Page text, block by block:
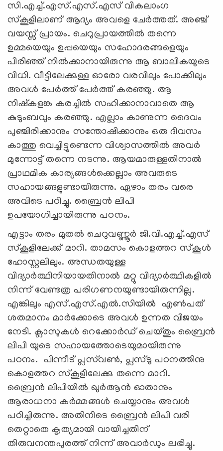
സി.എച്ച്.എസ്.എസ്.എസ് വികലാംഗ
സ്‌കൂളിലാണ് ആദ്യം അവളെ ചേര്‍ത്തത്. അഞ്ച്
വയസ്സ് പ്രായം. ചെറുപ്രായത്തില്‍ തന്നെ
ഉമ്മയെയും ഉപ്പയെയും സഹോദരങ്ങളെയും
പിരിഞ്ഞ് നില്‍ക്കാനായിരുന്നു ആ ബാലികയുടെ
വിധി. വീട്ടിലേക്കുള്ള ഓരോ വരവിലും പോക്കിലും
അവള്‍ പേര്‍ത്ത് പേര്‍ത്ത് കരഞ്ഞു. ആ
നിഷ്‌കളങ്ക കരച്ചില്‍ സഹിക്കാനാവാതെ ആ
കുടുംബവും കരഞ്ഞു. എല്ലാം കാണുന്ന ദൈവം
പുഞ്ചിരിക്കാനും സന്തോഷിക്കാനും ഒരു ദിവസം
കാത്തു വെച്ചിട്ടുണ്ടെന്ന വിശ്വാസത്തില്‍ അവര്‍
മുന്നോട്ട് തന്നെ നടന്നു. ആയമാരുള്ളതിനാല്‍
പ്രാഥമിക കാര്യങ്ങള്‍ക്കെല്ലാം അവരുടെ
സഹായങ്ങളുണ്ടായിരുന്നു. ഏഴാം തരം വരെ
അവിടെ പഠിച്ചു. ബ്രൈന്‍ ലിപി
ഉപയോഗിച്ചായിരുന്നു പഠനം.
എട്ടാം തരം മുതല്‍ ചെറുവണ്ണൂര്‍ ജി.വി.എച്ച്.എസ്
സ്‌കൂളിലേക്ക് മാറി. താമസം കൊളത്തറ സ്‌കൂള്‍
ഹോസ്റ്റലിലും. അന്ധതയുള്ള
വിദ്യാര്‍ത്ഥിനിയായതിനാല്‍ മറ്റു വിദ്യാര്‍ത്ഥികളില്‍
നിന്ന് വേണ്ടത്ര പരിഗണനയുണ്ടായിരുന്നില്ല.
എങ്കിലും എസ്.എസ്.എല്‍.സിയില്‍ എണ്‍പത്
ശതമാനം മാര്‍ക്കോടെ അവള്‍ ഉന്നത വിജയം
നേടി. ക്ലാസുകള്‍ റെക്കോര്‍ഡ് ചെയ്തും ബ്രൈന്‍
ലിപി യുടെ സഹായത്തോടെയുമായിരുന്നു
പഠനം. പിന്നീട് പ്ലസ്‌വണ്‍, പ്ലസ്ടു പഠനത്തിനു
കൊളത്തറ സ്‌കൂളിലേക്കു തന്നെ മാറി.
ബ്രൈന്‍ ലിപിയില്‍ ഖുര്‍ആന്‍ ഓതാനും
ആരാധനാ കര്‍മ്മങ്ങള്‍ ചെയ്യാനും അവള്‍
പഠിച്ചിരുന്നു. അതിനിടെ ബ്രൈന്‍ ലിപി വരി
തെറ്റാതെ കൃത്യമായി വായിച്ചതിന്
തിരുവനന്തപുരത്ത് നിന്ന് അവാര്‍ഡും ലഭിച്ചു.